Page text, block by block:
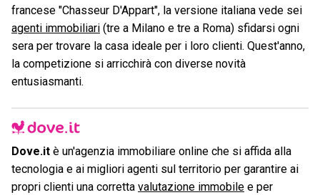
francese "Chasseur D'Appart", la versione italiana vede sei
agenti immobiliari (tre a Milano e tre a Roma) sfidarsi ogni
sera per trovare la casa ideale per i loro clienti. Quest'anno,
la competizione si arricchirà con diverse novità
entusiasmanti.
Dove.it è un'agenzia immobiliare online che si affida alla
tecnologia e ai migliori agenti sul territorio per garantire ai
propri clienti una corretta valutazione immobile e per